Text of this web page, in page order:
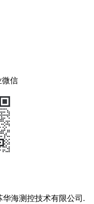
微信
华海测控技术有限公司.